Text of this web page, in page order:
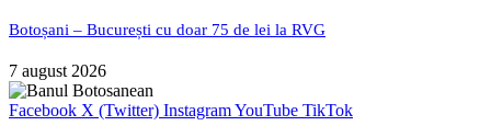
Botoșani – București cu doar 75 de lei la RVG
7 august 2026
Facebook X (Twitter) InstagramYouTube TikTok